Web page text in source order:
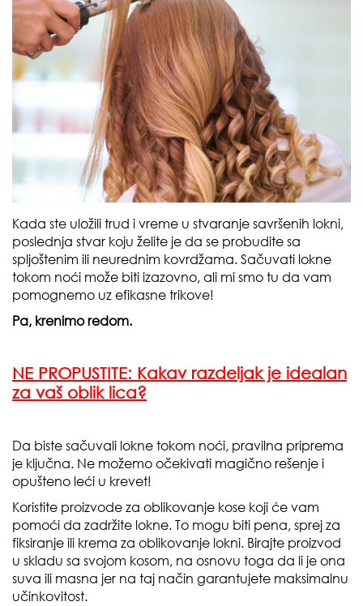
Kada ste uložili trud i vreme u stvaranje savršenih lokni,
poslednja stvar koju želite je da se probudite sa
spljoštenim ili neurednim kovrdžama. Sačuvati lokne
tokom noći može biti izazovno, ali mi smo tu da vam
pomognemo uz efikasne trikove!
Pa, krenimo redom.
NE PROPUSTITE: Kakav razdeljak je idealan
za vaš oblik lica?
Da biste sačuvali lokne tokom noći, pravilna priprema
je ključna. Ne možemo očekivati magično rešenje i
opušteno leći u krevet!
Koristite proizvode za oblikovanje kose koji će vam
pomoći da zadržite lokne. To mogu biti pena, sprej za
fiksiranje ili krema za oblikovanje lokni. Birajte proizvod
u skladu sa svojom kosom, na osnovu toga da li je ona
suva ili masna jer na taj način garantujete maksimalnu
učinkovitost.